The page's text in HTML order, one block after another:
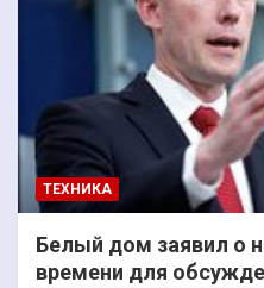
ТЕХНИКА
Белый дом заявил о
времени для